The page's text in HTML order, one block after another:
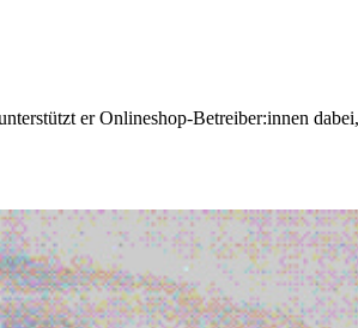
er Onlineshop-Betreiber:innen